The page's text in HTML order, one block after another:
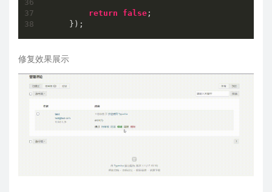
return false ;
修复效果展示